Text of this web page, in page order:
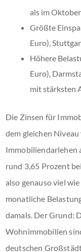
als im
Größte
Euro),
Höhere
Euro),
mit stärksten
Die Zinsen für
dem gleichen
Immobiliendarlehen
rund 3,65 Prozent
also genauso viel
monatliche
damals. Der Grund:
Wohnimmobilien
deutschen